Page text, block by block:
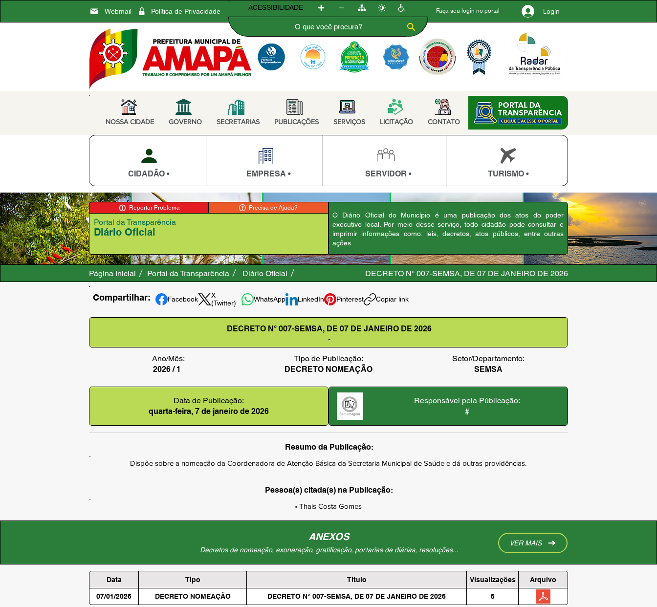
Webmail Política de Privacidade Faça seu login no portal Login
ACESSIBILIDADE
NOSSA CIDADE GOVERNO SECRETARIAS PUBLICAÇÕES SERVIÇOS LICITAÇÃO CONTATO
CIDADÃO • EMPRESA • SERVIDOR • TURISMO •
Reportar Problema Precisa de Ajuda?
Diário Oficial
Portal da Transparência
O Diário Oficial do Município é uma publicação dos atos do poder
executivo local. Por meio desse serviço, todo cidadão pode consultar e
imprimir informações como: leis, decretos, atos públicos, entre outras
ações.
Página Inicial Portal da Transparência Diário Oficial DECRETO N° 007-SEMSA, DE 07 DE JANEIRO DE 2026
Compartilhar: Facebook
X
(Twitter)
WhatsApp LinkedIn Pinterest Copiar link
DECRETO N° 007-SEMSA, DE 07 DE JANEIRO DE 2026
-
Ano/Mês:
2026 / 1
Tipo de Publicação:
DECRETO NOMEAÇÃO
Setor/Departamento:
SEMSA
Data de Publicação:
quarta-feira, 7 de janeiro de 2026
Responsável pela Públicação:
#
Resumo da Publicação:
Dispõe sobre a nomeação da Coordenadora de Atenção Básica da Secretaria Municipal de Saúde e dá outras providências.
Pessoa(s) citada(s) na Publicação:
• Thais Costa Gomes
ANEXOS
Decretos de nomeação, exoneração, gratificação, portarias de diárias, resoluções...
VER MAIS
Data Tipo Titulo Visualizações Arquivo
07/01/2026 DECRETO NOMEAÇÃO DECRETO N° 007-SEMSA, DE 07 DE JANEIRO DE 2026 5